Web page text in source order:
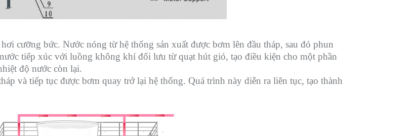
cưỡng bức. Nước nóng từ hệ thống sản xuất được bơm lên đầu tháp, sau đó phun
tiếp xúc với luồng không khí đối lưu từ quạt hút gió, tạo điều kiện cho một phần
độ nước còn lại.
và tiếp tục được bơm quay trở lại hệ thống. Quá trình này diễn ra liên tục, tạo thành